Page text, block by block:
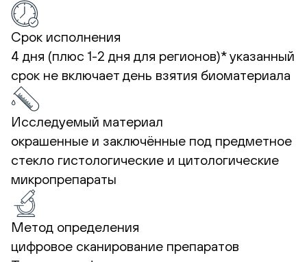
Срок исполнения
4 дня (плюс 1-2 дня для регионов)*указанный
срок не включает день взятия биоматериала
Исследуемый материал
окрашенные и заключённые под предметное
стекло гистологические и цитологические
микропрепараты
Метод определения
цифровое сканирование препаратов